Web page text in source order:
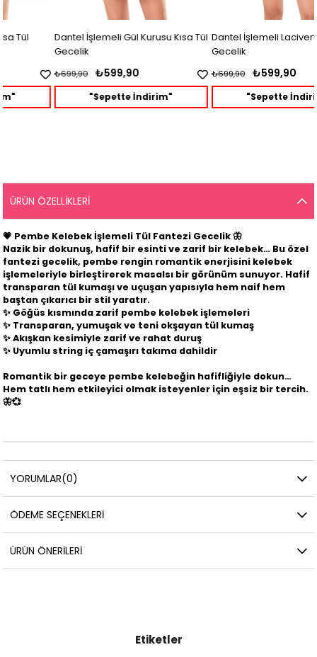
Dantel İşlemeli Gül Kurusu Kısa Tül
₺599,90
"Sepette İndirim"
Dantel İşlemeli Lacivert Kısa Tül
₺599,90
"Sepette İndirim"
ÜRÜN ÖZELLIKLERI
💗 Pembe Kelebek İşlemeli Tül Fantezi Gecelik🦋
Nazik bir dokunuş, hafif bir esinti ve zarif bir kelebek… Bu özel
fantezi gecelik, pembe rengin romantik enerjisini kelebek
işlemeleriyle birleştirerek masalsı bir görünüm sunuyor. Hafif
transparan tül kumaşı ve uçuşan yapısıyla hem naif hem
baştan çıkarıcı bir stil yaratır.
✨ Göğüs kısmında zarif pembe kelebek işlemeleri
✨ Transparan, yumuşak ve teni okşayan tül kumaş
✨ Akışkan kesimiyle zarif ve rahat duruş
✨ Uyumlu string iç çamaşırı takıma dahildir
Romantik bir geceye pembe kelebeğin hafifliğiyle dokun…
Hem tatlı hem etkileyici olmak isteyenler için eşsiz bir tercih.
🦋💞
YORUMLAR(0)
ÖDEME SEÇENEKLERI
ÜRÜN ÖNERILERI
Etiketler